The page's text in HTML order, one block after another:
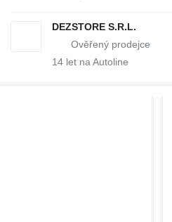
DEZSTORE S.R.L.
14 let na Autoline